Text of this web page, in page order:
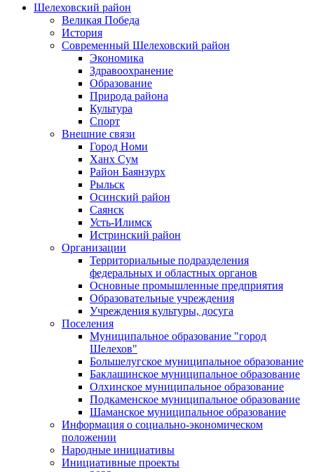
Шелеховский район
Великая Победа
История
Современный Шелеховский район
Экономика
Здравоохранение
Образование
Природа района
Культура
Спорт
Внешние связи
Город Номи
Ханх Сум
Район Баянзурх
Рыльск
Осинский район
Саянск
Усть-Илимск
Истринский район
Организации
Территориальные подразделения
федеральных и областных органов
Основные промышленные предприятия
Образовательные учреждения
Учреждения культуры, досуга
Поселения
Муниципальное образование "город
Шелехов"
Большелугское муниципальное образование
Баклашинское муниципальное образование
Олхинское муниципальное образование
Подкаменское муниципальное образование
Шаманское муниципальное образование
Информация о социально-экономическом
положении
Народные инициативы
Инициативные проекты